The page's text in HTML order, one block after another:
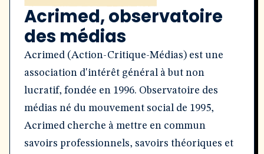
Acrimed, observatoire
des médias
Acrimed (Action-Critique-Médias) est une
association d'intérêt général à but non
lucratif, fondée en 1996. Observatoire des
médias né du mouvement social de 1995,
Acrimed cherche à mettre en commun
savoirs professionnels, savoirs théoriques et